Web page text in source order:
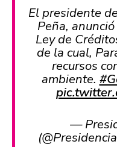
El presidente
Peña,
Ley de
de la cual,
recursos
ambiente.
—